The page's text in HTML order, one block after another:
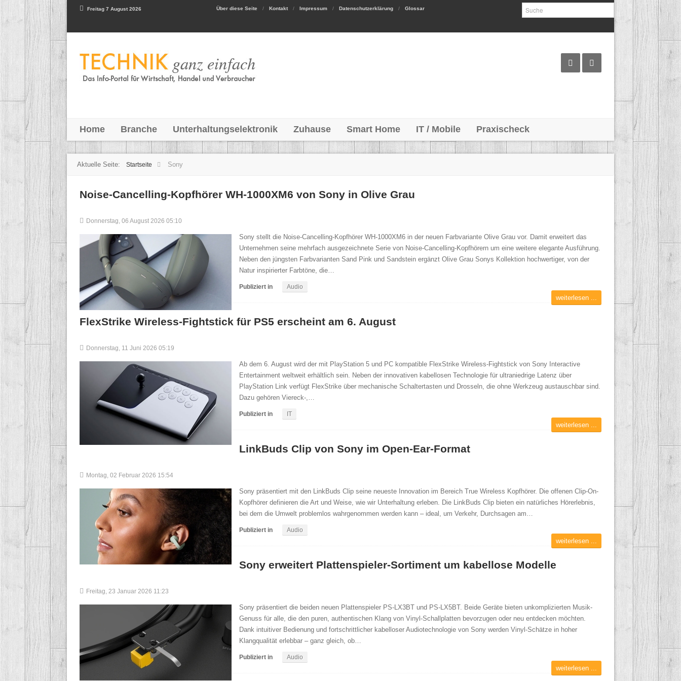
Freitag 7 August 2026 Über diese Seite Kontakt Impressum Datenschutzerklärung Glossar
Home Branche Unterhaltungselektronik Zuhause Smart Home IT / Mobile Praxischeck
Aktuelle Seite: Startseite Sony
Noise-Cancelling-Kopfhörer WH-1000XM6 von Sony in Olive Grau
Donnerstag, 06 August 2026 05:10
Sony stellt die Noise-Cancelling-Kopfhörer WH-1000XM6 in der neuen Farbvariante Olive Grau vor. Damit erweitert das
Unternehmen seine mehrfach ausgezeichnete Serie von Noise-Cancelling-Kopfhörern um eine weitere elegante Ausführung.
Neben den jüngsten Farbvarianten Sand Pink und Sandstein ergänzt Olive Grau Sonys Kollektion hochwertiger, von der
Natur inspirierter Farbtöne, die…
Publiziert in Audio
weiterlesen ...
FlexStrike Wireless-Fightstick für PS5 erscheint am 6. August
Donnerstag, 11 Juni 2026 05:19
Ab dem 6. August wird der mit PlayStation 5 und PC kompatible FlexStrike Wireless-Fightstick von Sony Interactive
Entertainment weltweit erhältlich sein. Neben der innovativen kabellosen Technologie für ultraniedrige Latenz über
PlayStation Link verfügt FlexStrike über mechanische Schaltertasten und Drosseln, die ohne Werkzeug austauschbar sind.
Dazu gehören Viereck-,…
Publiziert in IT
weiterlesen ...
LinkBuds Clip von Sony im Open-Ear-Format
Montag, 02 Februar 2026 15:54
Sony präsentiert mit den LinkBuds Clip seine neueste Innovation im Bereich True Wireless Kopfhörer. Die offenen Clip-On-
Kopfhörer definieren die Art und Weise, wie wir Unterhaltung erleben. Die LinkBuds Clip bieten ein natürliches Hörerlebnis,
bei dem die Umwelt problemlos wahrgenommen werden kann – ideal, um Verkehr, Durchsagen am…
Publiziert in Audio
weiterlesen ...
Sony erweitert Plattenspieler-Sortiment um kabellose Modelle
Freitag, 23 Januar 2026 11:23
Sony präsentiert die beiden neuen Plattenspieler PS-LX3BT und PS-LX5BT. Beide Geräte bieten unkomplizierten Musik-
Genuss für alle, die den puren, authentischen Klang von Vinyl-Schallplatten bevorzugen oder neu entdecken möchten.
Dank intuitiver Bedienung und fortschrittlicher kabelloser Audiotechnologie von Sony werden Vinyl-Schätze in hoher
Klangqualität erlebbar – ganz gleich, ob…
Publiziert in Audio
weiterlesen ...